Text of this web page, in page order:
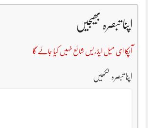
اپنا تبصرہ بھیجیں
آپکا ای میل ایڈریس شائع نہیں کیا جائے گا
اپنا تبصرہ لکھیں